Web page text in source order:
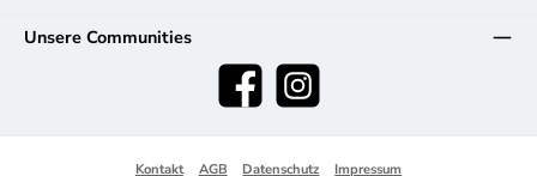
Unsere Communities
Facebook Instagram
Kontakt AGB Datenschutz Impressum